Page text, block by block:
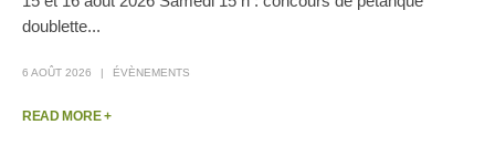
doublette...
6 AOÛT 2026 ÉVÈNEMENTS
READ MORE +